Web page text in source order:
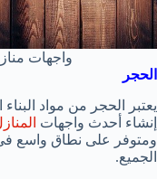
واجهات
الحجر
يعتبر الحجر من مواد
إنشاء أحدث واجهات
ومتوفر على نطاق واسع
الجميع.